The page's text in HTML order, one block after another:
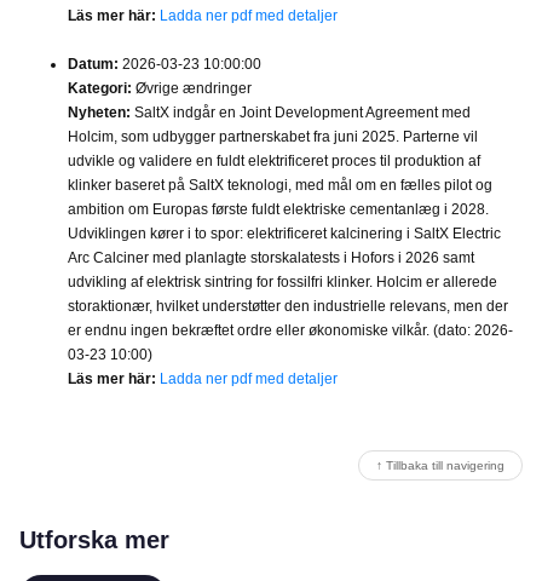
Läs mer här: Ladda ner pdf med detaljer
Datum: 2026-03-23 10:00:00
Kategori: Øvrige ændringer
Nyheten: SaltX indgår en Joint Development Agreement med
Holcim, som udbygger partnerskabet fra juni 2025. Parterne vil
udvikle og validere en fuldt elektrificeret proces til produktion af
klinker baseret på SaltX teknologi, med mål om en fælles pilot og
ambition om Europas første fuldt elektriske cementanlæg i 2028.
Udviklingen kører i to spor: elektrificeret kalcinering i SaltX Electric
Arc Calciner med planlagte storskalatests i Hofors i 2026 samt
udvikling af elektrisk sintring for fossilfri klinker. Holcim er allerede
storaktionær, hvilket understøtter den industrielle relevans, men der
er endnu ingen bekræftet ordre eller økonomiske vilkår. (dato: 2026-
03-23 10:00)
Läs mer här: Ladda ner pdf med detaljer
↑ Tillbaka till navigering
Utforska mer